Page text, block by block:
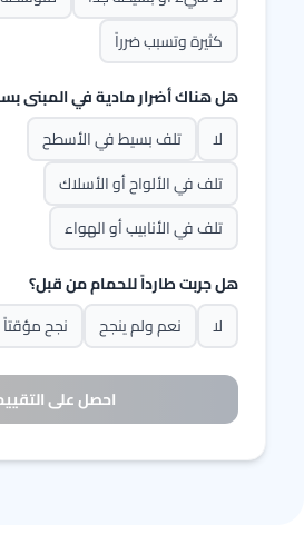
كثيرة وتسبب ضرراً
هل هناك أضرار مادية في المبنى
لا
تلف بسيط في الأسطح
تلف في الألواح أو الأسلاك
تلف في الأنابيب أو الهواء
هل جربت طارداً للحمام من قبل؟
لا
نعم ولم ينجح نجح
احصل على